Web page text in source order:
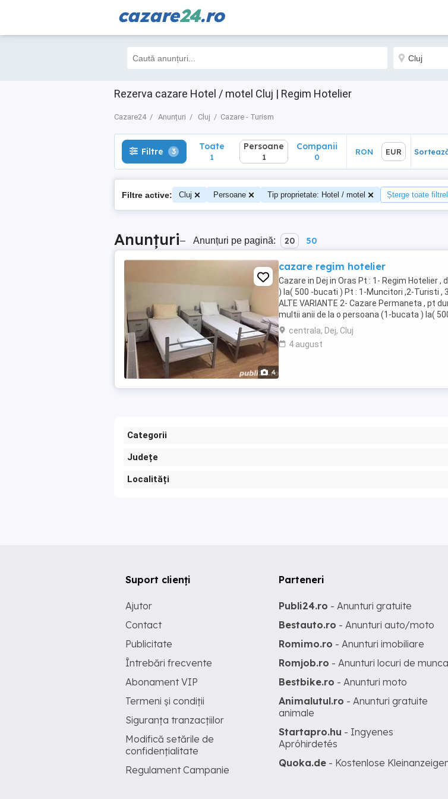
cazare24.ro
Rezerva cazare Hotel / motel Cluj | Regim Hotelier
Cazare24 Anunțuri Cluj Cazare - Turism
Filtre 3 Toate
1
Filtre 3 Toate
1
Persoane
1
Companii
0
RON EUR
Filtre active: Cluj Persoane Tip proprietate: Hotel / motel Șterge toate
Anunțuri– Anunțuri pe pagină: 20 50
4
cazare regim hotelier
Cazare in Dej in Oras Pt : 1- Regim Hotelier ,
) la( 500 -bucati ) Pt : 1-Muncitori ,2-Turisti ,
ALTE VARIANTE 2- Cazare Permaneta , pt
multii anii de la o persoana (1-bucata ) la(
centrala, Dej, Cluj
4 august
Categorii
Județe
Localități
Suport clienți
Ajutor
Contact
Publicitate
Întrebări frecvente
Abonament VIP
Termeni și condiții
Siguranța tranzacțiilor
Modifică setările de
confidențialitate
Regulament Campanie
Parteneri
Publi24.ro - Anunturi gratuite
Bestauto.ro - Anunturi auto/moto
Romimo.ro - Anunturi imobiliare
Romjob.ro - Anunturi locuri de munca
Bestbike.ro - Anunturi moto
Animalutul.ro - Anunturi gratuite
animale
Startapro.hu - Ingyenes
Apróhirdetés
Quoka.de - Kostenlose